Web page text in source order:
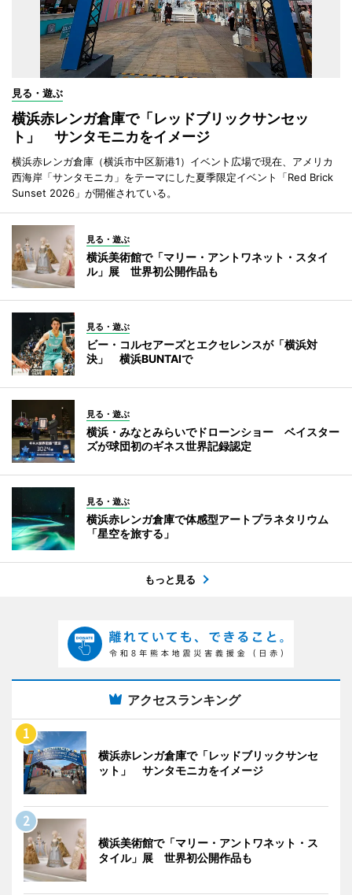
見る・遊ぶ
横浜赤レンガ倉庫で「レッドブリックサンセッ
ト」 サンタモニカをイメージ
横浜赤レンガ倉庫（横浜市中区新港1）イベント広場で現在、アメリカ
西海岸「サンタモニカ」をテーマにした夏季限定イベント「Red Brick
Sunset 2026」が開催されている。
見る・遊ぶ
横浜美術館で「マリー・アントワネット・スタイ
ル」展 世界初公開作品も
見る・遊ぶ
ビー・コルセアーズとエクセレンスが「横浜対
決」 横浜BUNTAIで
見る・遊ぶ
横浜・みなとみらいでドローンショー ベイスター
ズが球団初のギネス世界記録認定
見る・遊ぶ
横浜赤レンガ倉庫で体感型アートプラネタリウム
「星空を旅する」
もっと見る
アクセスランキング
横浜赤レンガ倉庫で「レッドブリックサンセ
ット」 サンタモニカをイメージ
横浜美術館で「マリー・アントワネット・ス
タイル」展 世界初公開作品も